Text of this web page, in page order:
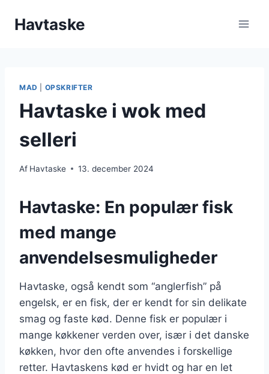
Havtaske
MAD OPSKRIFTER
Havtaske i wok med
selleri
Af Havtaske 13. december 2024
Havtaske: En populær fisk
med mange
anvendelsesmuligheder
Havtaske, også kendt som “anglerfish” på
engelsk, er en fisk, der er kendt for sin delikate
smag og faste kød. Denne fisk er populær i
mange køkkener verden over, især i det danske
køkken, hvor den ofte anvendes i forskellige
retter. Havtaskens kød er hvidt og har en let